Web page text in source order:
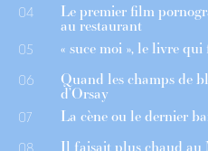
04 Le premier film
au restaurant
05 « suce moi », le livre
06 Quand les champs de
d’Orsay
07 La cène ou le dernier
08